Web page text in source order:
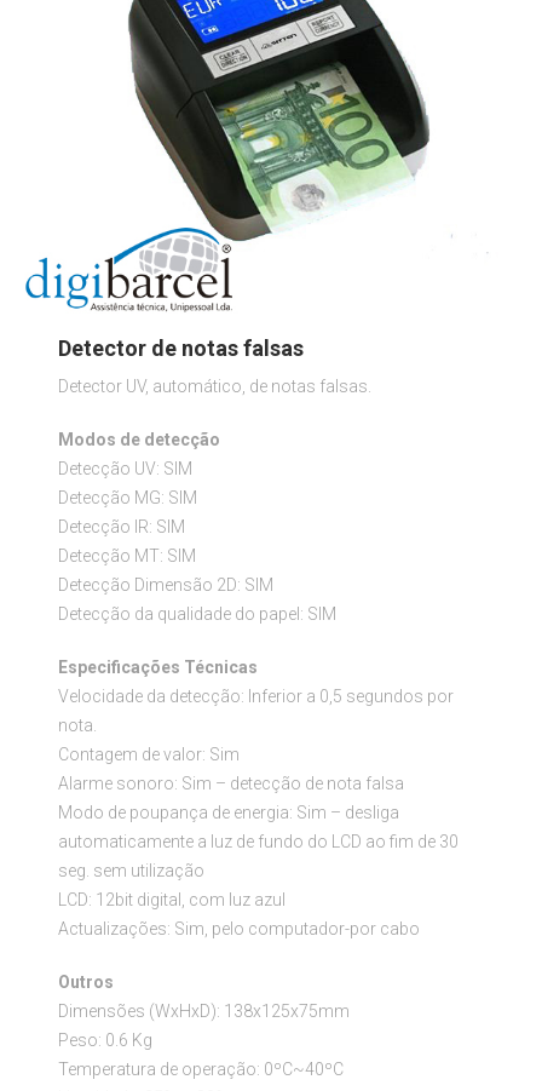
Detector de notas falsas
Detector UV, automático, de notas falsas.
Modos de detecção
Detecção UV: SIM
Detecção MG: SIM
Detecção IR: SIM
Detecção MT: SIM
Detecção Dimensão 2D: SIM
Detecção da qualidade do papel: SIM
Especificações Técnicas
Velocidade da detecção: Inferior a 0,5 segundos por
nota.
Contagem de valor: Sim
Alarme sonoro: Sim – detecção de nota falsa
Modo de poupança de energia: Sim – desliga
automaticamente a luz de fundo do LCD ao fim de 30
seg. sem utilização
LCD: 12bit digital, com luz azul
Actualizações: Sim, pelo computador-por cabo
Outros
Dimensões (WxHxD): 138x125x75mm
Peso: 0.6 Kg
Temperatura de operação: 0ºC~40ºC